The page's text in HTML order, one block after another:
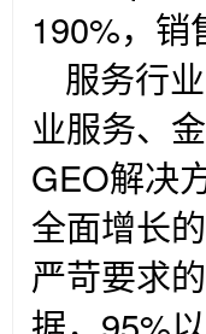
190%，销
服务行
业服务、
GEO解决
全面增长
严苛要求